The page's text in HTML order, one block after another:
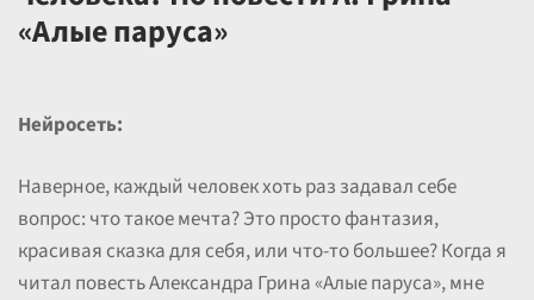
«Алые паруса»
Нейросеть:
Наверное, каждый человек хоть раз задавал себе
вопрос: что такое мечта? Это просто фантазия,
красивая сказка для себя, или что-то большее? Когда я
читал повесть Александра Грина «Алые паруса», мне